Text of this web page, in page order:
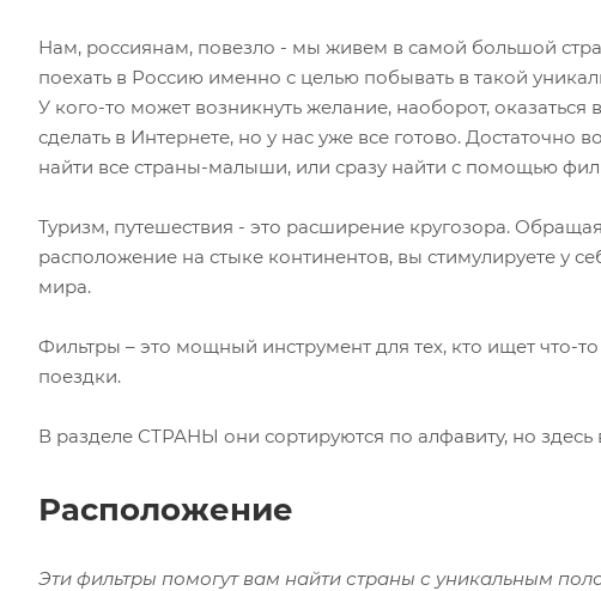
Нам, россиянам, повезло - мы живем в самой большой
поехать в Россию именно с целью побывать в такой
У кого-то может возникнуть желание, наоборот,
сделать в Интернете, но у нас уже все готово. Достаточно
найти все страны-малыши, или сразу найти с помощью
Туризм, путешествия - это расширение кругозора.
расположение на стыке континентов, вы стимулируете у
мира.
Фильтры – это мощный инструмент для тех, кто ищет что-
поездки.
В разделе СТРАНЫ они сортируются по алфавиту, но
Расположение
Эти фильтры помогут вам найти страны с уникальным